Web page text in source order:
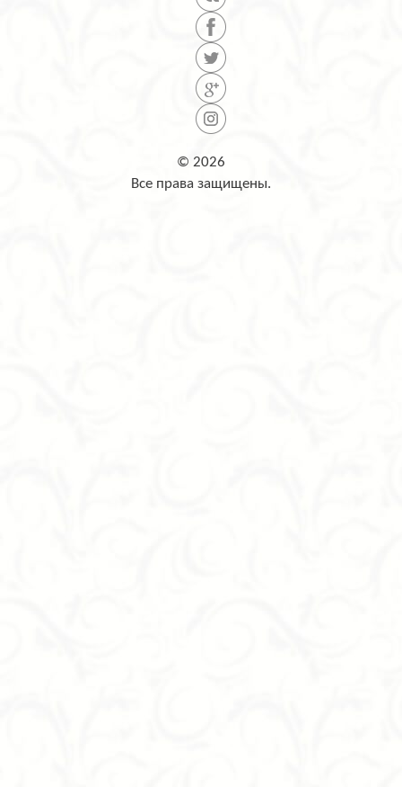
© 2026
Все права защищены.